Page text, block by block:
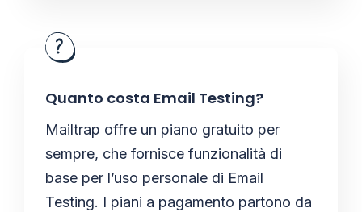
Quanto costa Email Testing?
Mailtrap offre un piano gratuito per
sempre, che fornisce funzionalità di
base per l’uso personale di Email
Testing. I piani a pagamento partono da